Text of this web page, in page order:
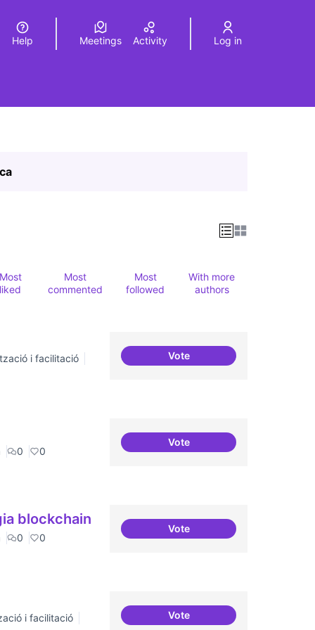
Elegir el idiomaChoose language
Help Meetings Activity Log in
Most
liked
Most
commented
Most
followed
With more
authors
i facilitació
VoteIncubadora d'ILPs
0 0
VoteTecnologies lliures en
blockchain
0 0
VoteImplementacions de
i facilitació
VoteSuport a projectes digitals i